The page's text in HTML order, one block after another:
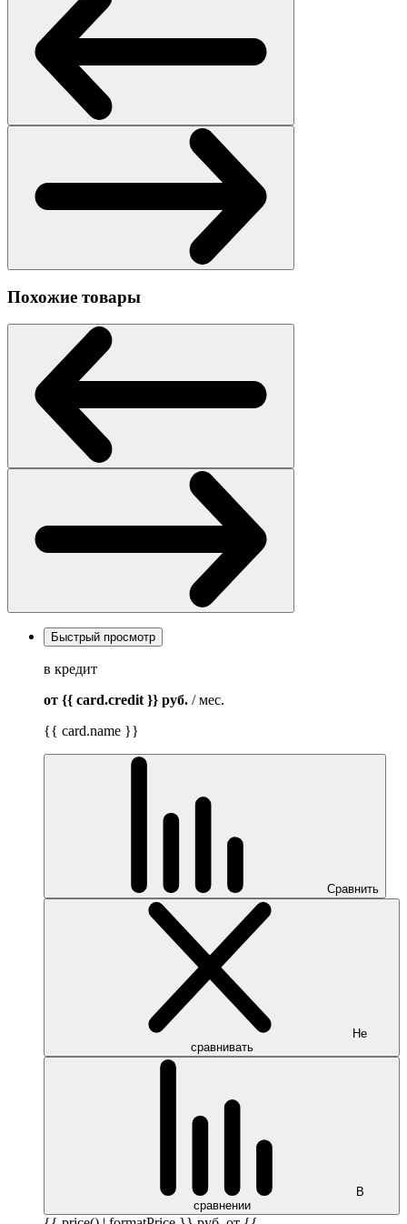
Похожие товары
Быстрый просмотр
в кредит
от {{ card.credit }} руб. / мес.
{{ card.name }}
Сравнить
Не
сравнивать
В
сравнении